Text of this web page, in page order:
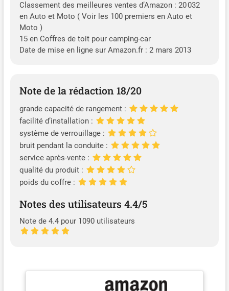
Classement des meilleures ventes d’Amazon : 20 032
en Auto et Moto ( Voir les 100 premiers en Auto et
Moto )
15 en Coffres de toit pour camping-car
Date de mise en ligne sur Amazon.fr : 2 mars 2013
Note de la rédaction 18/20
grande capacité de rangement :
facilité d’installation :
système de verrouillage :
bruit pendant la conduite :
service après-vente :
qualité du produit :
poids du coffre :
Notes des utilisateurs 4.4/5
Note de 4.4 pour 1090 utilisateurs